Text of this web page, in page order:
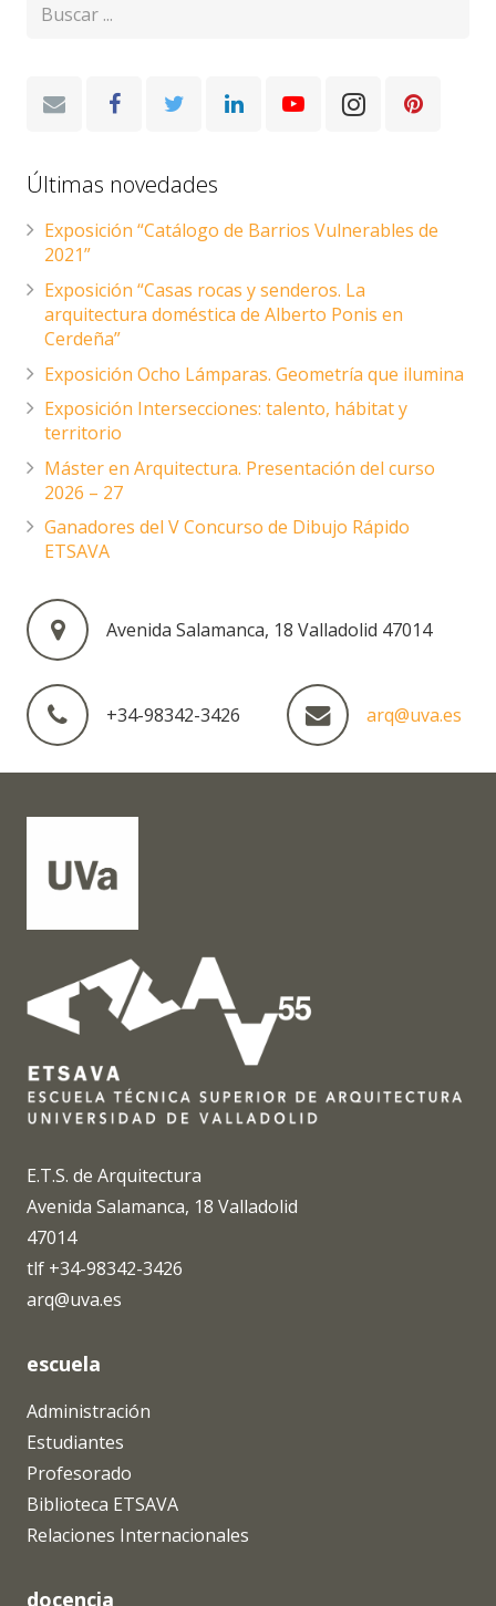
Últimas novedades
Exposición “Catálogo de Barrios Vulnerables de
2021”
Exposición “Casas rocas y senderos. La
arquitectura doméstica de Alberto Ponis en
Cerdeña”
Exposición Ocho Lámparas. Geometría que ilumina
Exposición Intersecciones: talento, hábitat y
territorio
Máster en Arquitectura. Presentación del curso
2026 – 27
Ganadores del V Concurso de Dibujo Rápido
ETSAVA
Avenida Salamanca, 18 Valladolid 47014
+34-98342-3426 arq@uva.es
E.T.S. de Arquitectura
Avenida Salamanca, 18 Valladolid
47014
tlf +34-98342-3426
arq@uva.es
escuela
Administración
Estudiantes
Profesorado
Biblioteca ETSAVA
Relaciones Internacionales
docencia